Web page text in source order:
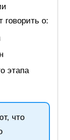
о:
этапа
что